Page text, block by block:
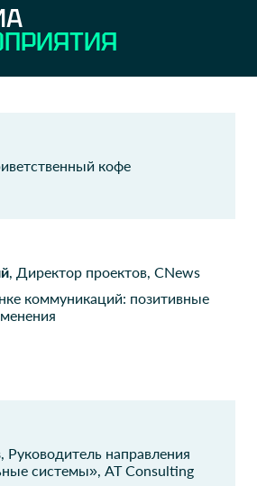
Дружбы
Руководитель отдела
проектирования АСУТП
технологий
г.Москвы
ООО Квайссер
Фарма
кофе
, Директор проектов, CNews
коммуникаций: позитивные
, Руководитель направления
системы», AT Consulting